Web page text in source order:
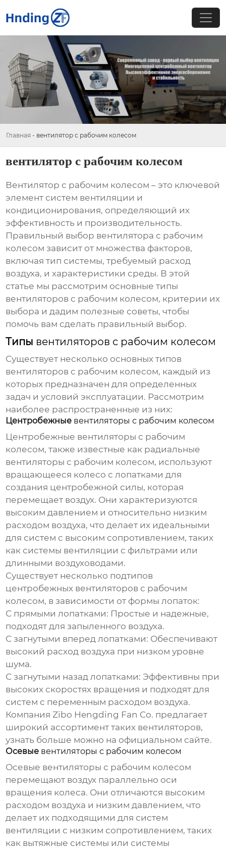
Главная - вентилятор с рабочим колесом
вентилятор с рабочим колесом
Вентилятор с рабочим колесом – это ключевой
элемент систем вентиляции и
кондиционирования, определяющий их
эффективность и производительность.
Правильный выбор вентилятора с рабочим
колесом зависит от множества факторов,
включая тип системы, требуемый расход
воздуха, и характеристики среды. В этой
статье мы рассмотрим основные типы
вентиляторов с рабочим колесом, критерии их
выбора и дадим полезные советы, чтобы
помочь вам сделать правильный выбор.
Типы вентиляторов с рабочим колесом
Существует несколько основных типов
вентиляторов с рабочим колесом, каждый из
которых предназначен для определенных
задач и условий эксплуатации. Рассмотрим
наиболее распространенные из них:
Центробежные вентиляторы с рабочим колесом
Центробежные вентиляторы с рабочим
колесом, также известные как радиальные
вентиляторы с рабочим колесом, используют
вращающееся колесо с лопатками для
создания центробежной силы, которая
перемещает воздух. Они характеризуются
высоким давлением и относительно низким
расходом воздуха, что делает их идеальными
для систем с высоким сопротивлением, таких
как системы вентиляции с фильтрами или
длинными воздуховодами.
Существует несколько подтипов
центробежных вентиляторов с рабочим
колесом, в зависимости от формы лопаток:
С прямыми лопатками: Простые и надежные,
подходят для запыленного воздуха.
С загнутыми вперед лопатками: Обеспечивают
высокий расход воздуха при низком уровне
шума.
С загнутыми назад лопатками: Эффективны при
высоких скоростях вращения и подходят для
систем с переменным расходом воздуха.
Компания Zibo Hengding Fan Co. предлагает
широкий ассортимент таких вентиляторов,
узнать больше можно на официальном сайте.
Осевые вентиляторы с рабочим колесом
Осевые вентиляторы с рабочим колесом
перемещают воздух параллельно оси
вращения колеса. Они отличаются высоким
расходом воздуха и низким давлением, что
делает их подходящими для систем
вентиляции с низким сопротивлением, таких
как вытяжные системы или системы